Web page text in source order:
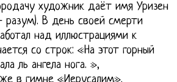
художник даёт имя Уризен
В день своей смерти
над иллюстрациями к
со строк: «На этот горный
ль ангела нога. »,